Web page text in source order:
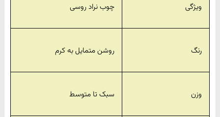
ویژگی چوب نراد روسی
رنگ روشن متمایل به کرم
وزن سبک تا متوسط